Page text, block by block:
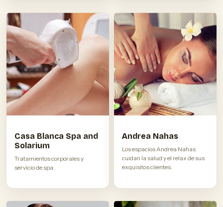
Casa Blanca Spa and
Solarium
Tratamientos corporales y
servicio de spa.
Andrea Nahas
Los espacios Andrea Nahas
cuidan la salud y el relax de sus
exquisitos clientes.